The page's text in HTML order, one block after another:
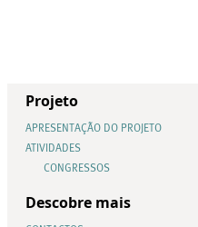
Projeto
APRESENTAÇÃO DO PROJETO
ATIVIDADES
CONGRESSOS
Descobre mais